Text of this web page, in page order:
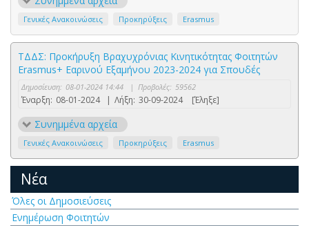
Γενικές Ανακοινώσεις Προκηρύξεις Erasmus
ΤΔΔΣ: Προκήρυξη Βραχυχρόνιας Kινητικότητας Φοιτητών
Erasmus+ Εαρινού Εξαμήνου 2023-2024 για Σπουδές
Δημοσίευση: 08-01-2024 14:44 | Προβολές: 59562
Έναρξη: 08-01-2024 | Λήξη: 30-09-2024 [Έληξε]
Συνημμένα αρχεία
Γενικές Ανακοινώσεις Προκηρύξεις Erasmus
Νέα
Όλες οι Δημοσιεύσεις
Ενημέρωση Φοιτητών